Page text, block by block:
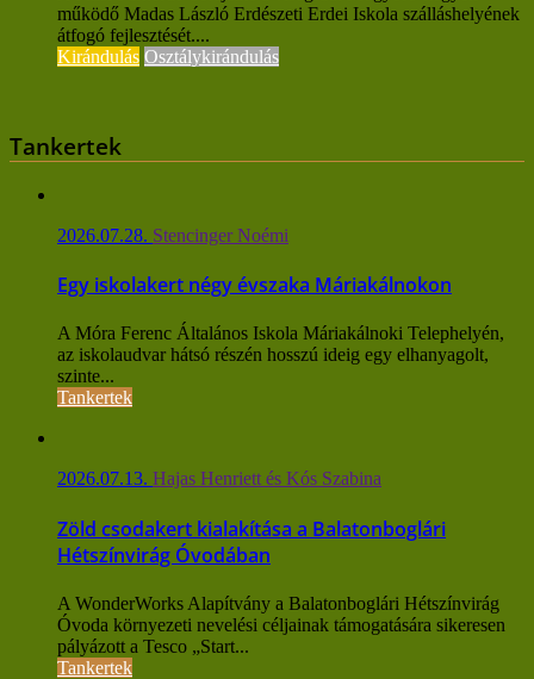
működő Madas László Erdészeti Erdei Iskola szálláshelyének
átfogó fejlesztését....
Kirándulás Osztálykirándulás
Tankertek
2026.07.28. Stencinger Noémi
Egy iskolakert négy évszaka Máriakálnokon
A Móra Ferenc Általános Iskola Máriakálnoki Telephelyén,
az iskolaudvar hátsó részén hosszú ideig egy elhanyagolt,
szinte...
Tankertek
2026.07.13. Hajas Henriett és Kós Szabina
Zöld csodakert kialakítása a Balatonboglári
Hétszínvirág Óvodában
A WonderWorks Alapítvány a Balatonboglári Hétszínvirág
Óvoda környezeti nevelési céljainak támogatására sikeresen
pályázott a Tesco „Start...
Tankertek